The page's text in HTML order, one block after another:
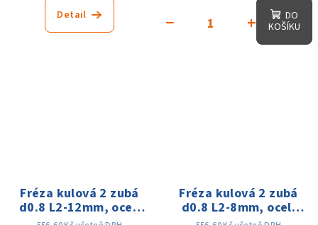
Detail +
−
DO
KOŠÍKU
Fréza kulová 2 zubá
d0.8 L2-12mm, oceli
Fréza kulová 2 zubá
d0.8 L2-8mm, oceli